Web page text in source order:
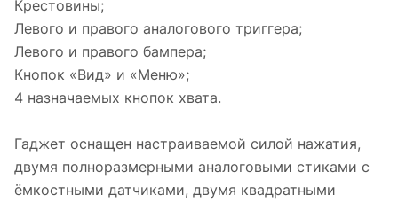
Крестовины;
Левого и правого аналогового триггера;
Левого и правого бампера;
Кнопок «Вид» и «Меню»;
4 назначаемых кнопок хвата.
Гаджет оснащен настраиваемой силой нажатия,
двумя полноразмерными аналоговыми стиками с
ёмкостными датчиками, двумя квадратными